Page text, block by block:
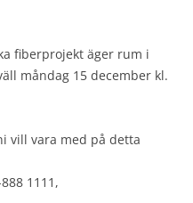
fiberprojekt äger rum i
måndag 15 december kl.
vill vara med på detta
1111,